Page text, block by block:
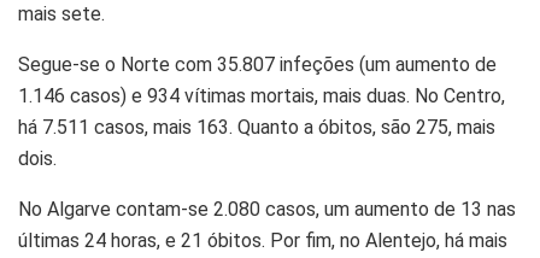
mais sete.
Segue-se o Norte com 35.807 infeções (um aumento de
1.146 casos) e 934 vítimas mortais, mais duas. No Centro,
há 7.511 casos, mais 163. Quanto a óbitos, são 275, mais
dois.
No Algarve contam-se 2.080 casos, um aumento de 13 nas
últimas 24 horas, e 21 óbitos. Por fim, no Alentejo, há mais